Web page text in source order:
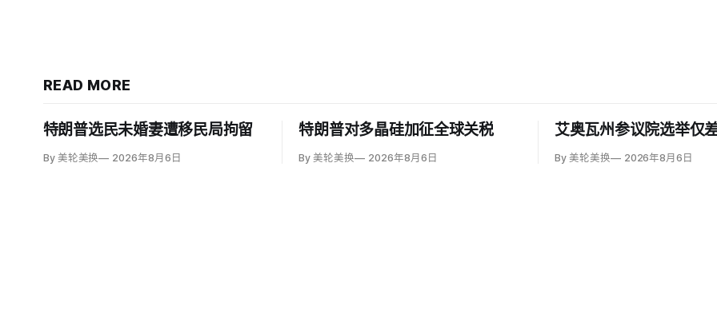
READ MORE
特朗普选民未婚妻遭移民局拘留
By 美轮美换 2026年8月6日
特朗普对多晶硅加征全球关税
By 美轮美换 2026年8月6日
艾奥瓦州参议院选举仅
By 美轮美换 2026年8月6日